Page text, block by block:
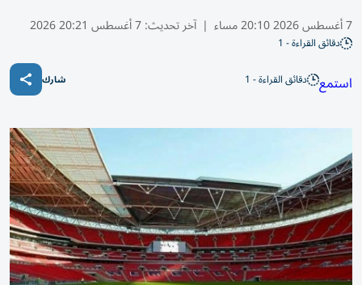
7 أغسطس 2026 20:10 مساء | آخر تحديث:7 أغسطس 20:21 2026
دقائق القراءة - 1
استمع دقائق القراءة - 1 شارك